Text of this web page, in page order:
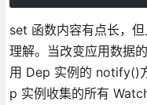
set 函数内容有点长，
理解。当改变应用数据
用 Dep 实例的 notify()
p 实例收集的所有